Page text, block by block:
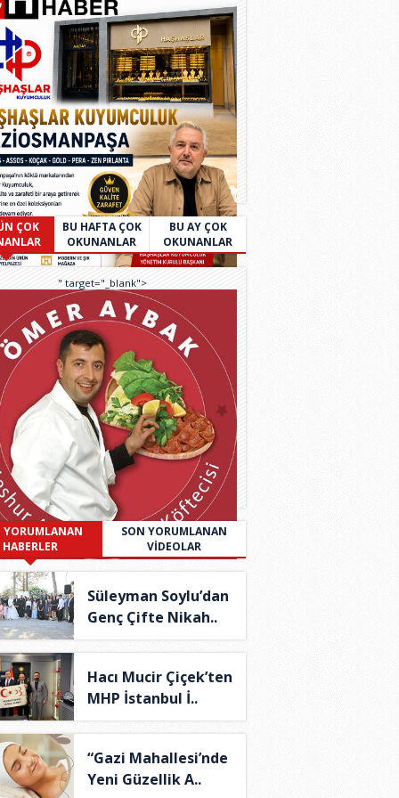
ÇOK
BU HAFTA ÇOK
OKUNANLAR
BU AY ÇOK
OKUNANLAR
" target="_blank">
YORUMLANAN
HABERLER
SON YORUMLANAN
VİDEOLAR
Süleyman Soylu’dan
Genç Çifte Nikah..
Hacı Mucir Çiçek’ten
MHP İstanbul İ..
“Gazi Mahallesi’nde
Yeni Güzellik A..